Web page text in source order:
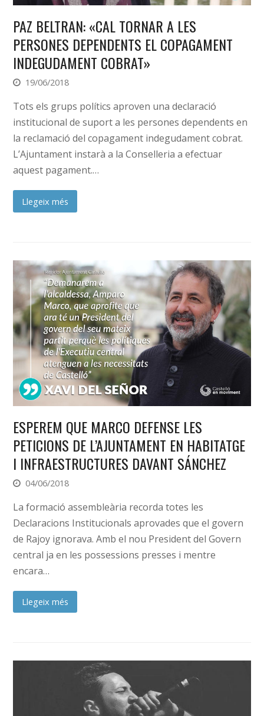
PAZ BELTRAN: «CAL TORNAR A LES
PERSONES DEPENDENTS EL COPAGAMENT
INDEGUDAMENT COBRAT»
19/06/2018
Tots els grups polítics aproven una declaració
institucional de suport a les persones dependents en
la reclamació del copagament indegudament cobrat.
L’Ajuntament instarà a la Conselleria a efectuar
aquest pagament.…
Llegeix més
ESPEREM QUE MARCO DEFENSE LES
PETICIONS DE L’AJUNTAMENT EN HABITATGE
I INFRAESTRUCTURES DAVANT SÁNCHEZ
04/06/2018
La formació assembleària recorda totes les
Declaracions Institucionals aprovades que el govern
de Rajoy ignorava. Amb el nou President del Govern
central ja en les possessions presses i mentre
encara…
Llegeix més